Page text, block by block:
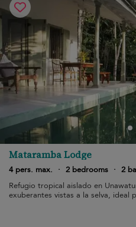
Mataramba Lodge
4 pers. max. · 2 bedrooms · 2
Refugio tropical aislado en
exuberantes vistas a la selva, ideal